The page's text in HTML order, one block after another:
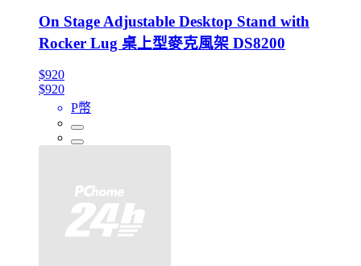
On Stage Adjustable Desktop Stand with
Rocker Lug 桌上型麥克風架 DS8200
$920
$920
P幣